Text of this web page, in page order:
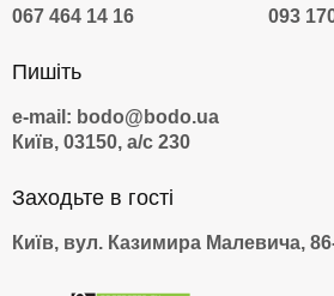
067 464 14 16
093
Пишіть
e-mail: bodo@bodo.ua
Київ, 03150, а/с 230
Заходьте в гості
Київ, вул. Казимира Малевича,